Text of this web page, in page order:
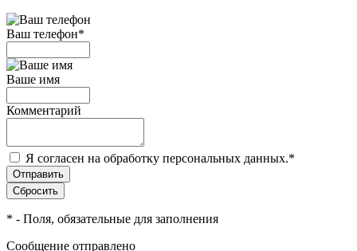
Ваш телефон*
Ваше имя
Комментарий
Я согласен на обработку персональных данных.*
* - Поля, обязательные для заполнения
Сообщение отправлено